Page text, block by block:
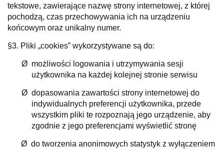
tekstowe, zawierające nazwę strony internetowej, z której
pochodzą, czas przechowywania ich na urządzeniu
końcowym oraz unikalny numer.
§3. Pliki „cookies” wykorzystywane są do:
Ø możliwości logowania i utrzymywania sesji
użytkownika na każdej kolejnej stronie serwisu
Ø dopasowania zawartości strony internetowej do
indywidualnych preferencji użytkownika, przede
wszystkim pliki te rozpoznają jego urządzenie, aby
zgodnie z jego preferencjami wyświetlić stronę
Ø do tworzenia anonimowych statystyk z wyłączeniem